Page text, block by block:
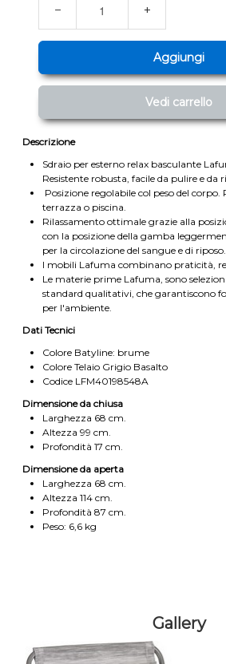
− +
Aggiungi
Vedi carrello
Descrizione
Sdraio per esterno relax basculante
Resistente robusta, facile da pulire e da
Posizione regolabile col peso del
terrazza o piscina.
Rilassamento ottimale grazie alla
con la posizione della gamba
per la circolazione del sangue e di riposo.
I mobili Lafuma combinano praticità,
Le materie prime Lafuma, sono
standard qualitativi, che garantiscono
per l'ambiente.
Dati Tecnici
Colore Batyline: brume
Colore Telaio Grigio Basalto
Codice LFM40198548A
Dimensione da chiusa
Larghezza 68 cm.
Altezza 99 cm.
Profondità 17 cm.
Dimensione da aperta
Larghezza 68 cm.
Altezza 114 cm.
Profondità 87 cm.
Peso: 6,6 kg
Gallery